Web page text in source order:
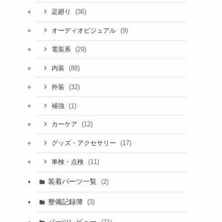
足廻り (36)
オーディオビジュアル (9)
電装系 (29)
内装 (88)
外装 (32)
補強 (1)
カーケア (12)
グッズ・アクセサリー (17)
車検・点検 (11)
装着パーツ一覧 (2)
整備記録簿 (3)